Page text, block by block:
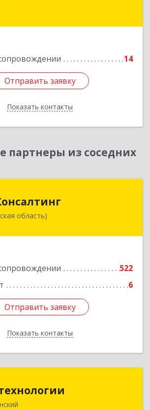
14
Отправить заявку
Показать контакты
обл, р-н Красносулинский,
Отправить заявку
Назад
партнеры из соседних
область)
522
6
Отправить заявку
Показать контакты
обл, г.о. Город Донецк,
Отправить заявку
Назад
обл, Каменск-Шахтинский г,